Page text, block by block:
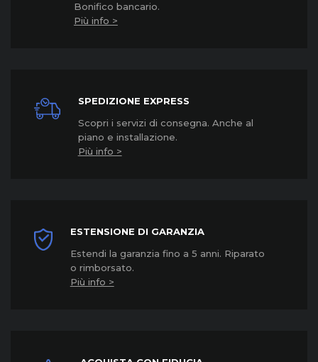
Bonifico bancario.
Più info >
SPEDIZIONE EXPRESS
Scopri i servizi di consegna. Anche al
piano e installazione.
Più info >
ESTENSIONE DI GARANZIA
Estendi la garanzia fino a 5 anni. Riparato
o rimborsato.
Più info >